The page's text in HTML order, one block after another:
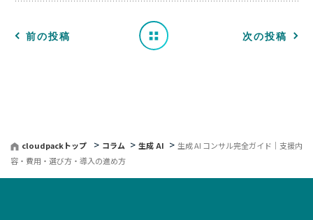
前の投稿
覧
へ 次の投稿
cloudpackトップ コラム 生成 AI
生成 AI コンサル完全ガイド｜支援内
容・費用・選び方・導入の進め方